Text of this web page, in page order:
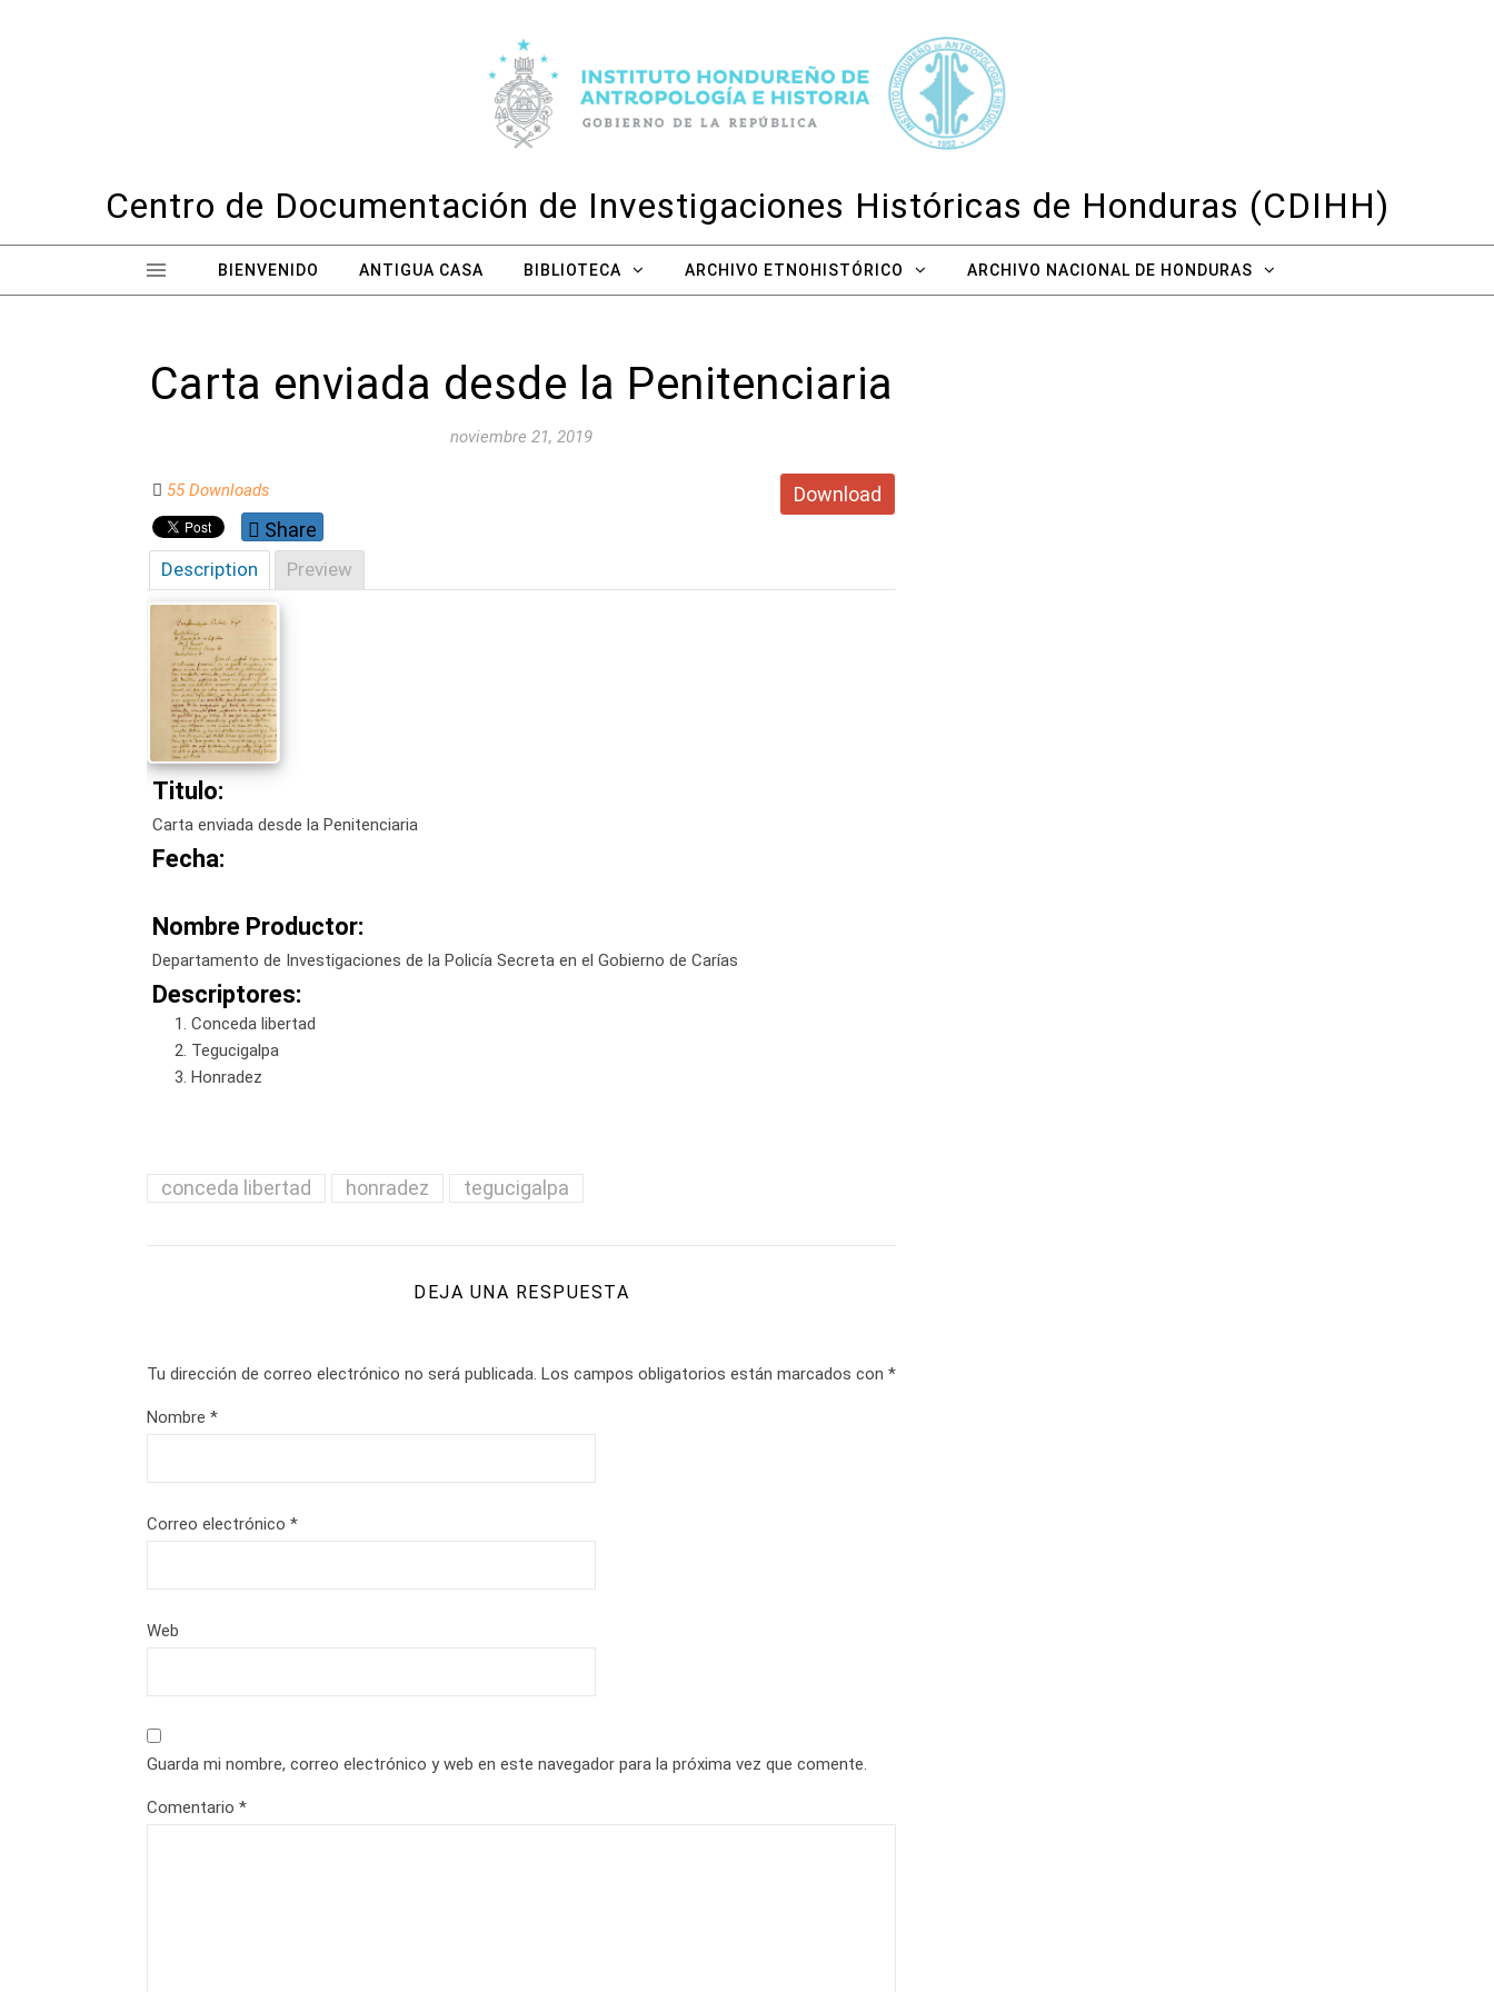
Centro de Documentación de Investigaciones Históricas de Honduras (CDIHH)
BIENVENIDO ANTIGUA CASA BIBLIOTECA ARCHIVO ETNOHISTÓRICO ARCHIVO NACIONAL DE HONDURAS
Carta enviada desde la Penitenciaria
noviembre 21, 2019
Download
55 Downloads
Share
Description Preview
Titulo:
Carta enviada desde la Penitenciaria
Fecha:
Nombre Productor:
Departamento de Investigaciones de la Policía Secreta en el Gobierno de Carías
Descriptores:
Conceda libertad
Tegucigalpa
Honradez
conceda libertad honradez tegucigalpa
DEJA UNA RESPUESTA
Tu dirección de correo electrónico no será publicada. Los campos obligatorios están marcados con *
Nombre *
Correo electrónico *
Web
Guarda mi nombre, correo electrónico y web en este navegador para la próxima vez que comente.
Comentario *